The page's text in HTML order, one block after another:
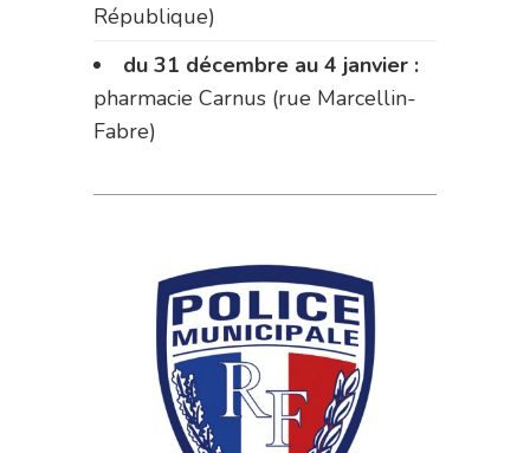
République)
du 31 décembre au 4 janvier :
pharmacie Carnus (rue Marcellin-
Fabre)